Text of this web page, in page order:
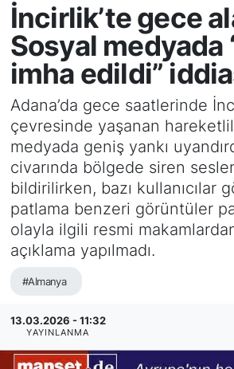
İncirlik’te gece
Sosyal medyada
imha edildi”
Adana’da gece saatlerinde
çevresinde yaşanan
medyada geniş yankı
civarında bölgede siren
bildirilirken, bazı kullanıcılar
patlama benzeri görüntüler
olayla ilgili resmi
açıklama yapılmadı.
#Almanya
13.03.2026 - 11:32
YAYINLANMA
HAMBURG
SPOR
DEUTSCH
EKONOMİ
SİYASET
SAĞLIK
Puan Durumu ve Fikstür
Tüm Manşetler
Son Dakika Haberleri
Haber Arşivi